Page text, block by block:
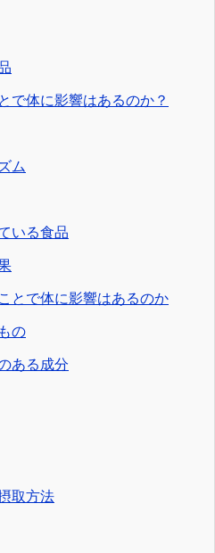
で体に影響はあるのか？
ム
いる食品
とで体に影響はあるのか
の
ある成分
取方法